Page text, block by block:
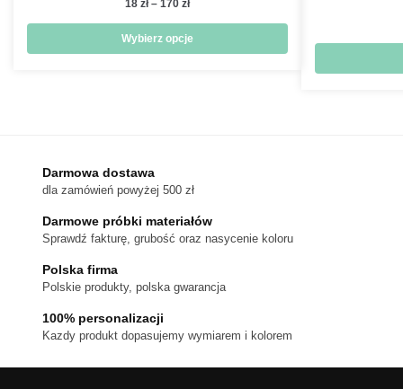
18 zł – 170 złZakres
od
18 zł
Wybierz opcje
można
wybrać
na
produktu
Darmowa dostawa
dla zamówień powyżej 500 zł
Darmowe próbki materiałów
Sprawdź fakturę, grubość oraz nasycenie koloru
Polska firma
Polskie produkty, polska gwarancja
100% personalizacji
Kazdy produkt dopasujemy wymiarem i kolorem